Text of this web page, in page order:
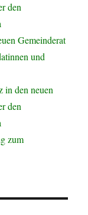
den
Gemeinderat
und
in den neuen
den
zum